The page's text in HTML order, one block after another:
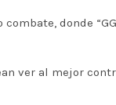
donde
ver al mejor